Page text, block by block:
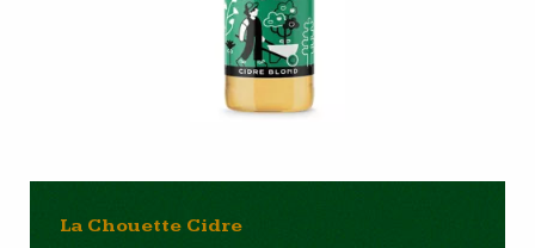
La Chouette Cidre